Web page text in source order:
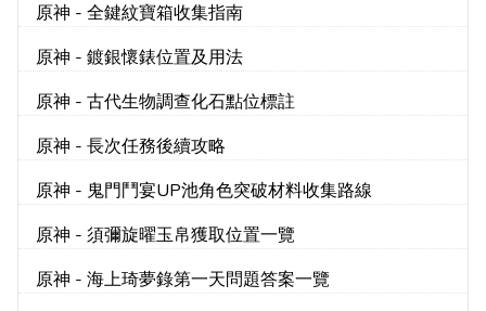
原神 - 全鍵紋寶箱收集指南
原神 - 鍍銀懷錶位置及用法
原神 - 古代生物調查化石點位標註
原神 - 長次任務後續攻略
原神 - 鬼門鬥宴UP池角色突破材料收集路線
原神 - 須彌旋曜玉帛獲取位置一覽
原神 - 海上琦夢錄第一天問題答案一覽